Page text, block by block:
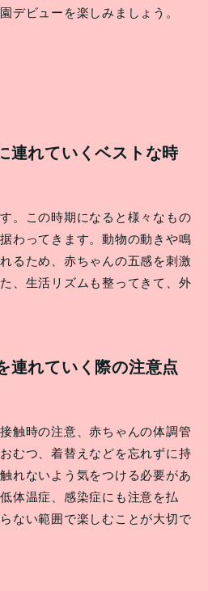
デビューを楽しみましょう。
連れていくベストな時
。この時期になると様々なもの
わってきます。動物の動きや鳴
るため、赤ちゃんの五感を刺激
、生活リズムも整ってきて、外
連れていく際の注意点
触時の注意、赤ちゃんの体調管
むつ、着替えなどを忘れずに持
れないよう気をつける必要があ
体温症、感染症にも注意を払
ない範囲で楽しむことが大切で